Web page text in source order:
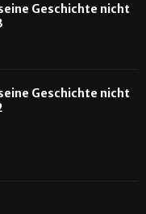
Geschichte nicht
Geschichte nicht